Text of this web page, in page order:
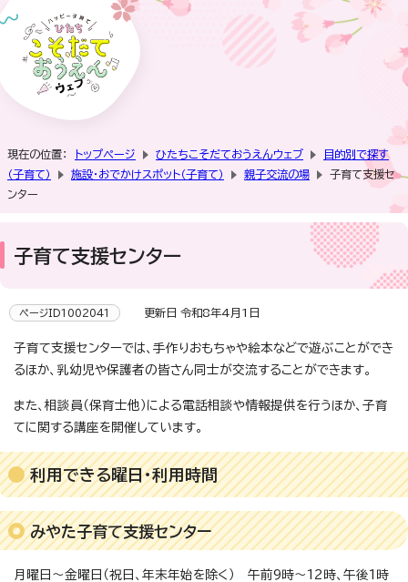
現在の位置： トップページ ひたちこそだておうえんウェブ
目的別で探す
（子育て）
施設・おでかけスポット（子育て） 親子交流の場
子育て支援セ
ンター
子育て支援センター
ページID1002041 更新日 令和8年4月1日
子育て支援センターでは、手作りおもちゃや絵本などで遊ぶことができ
るほか、乳幼児や保護者の皆さん同士が交流することができます。
また、相談員（保育士他）による電話相談や情報提供を行うほか、子育
てに関する講座を開催しています。
利用できる曜日・利用時間
みやた子育て支援センター
月曜日～金曜日（祝日、年末年始を除く） 午前9時～12時、午後1時